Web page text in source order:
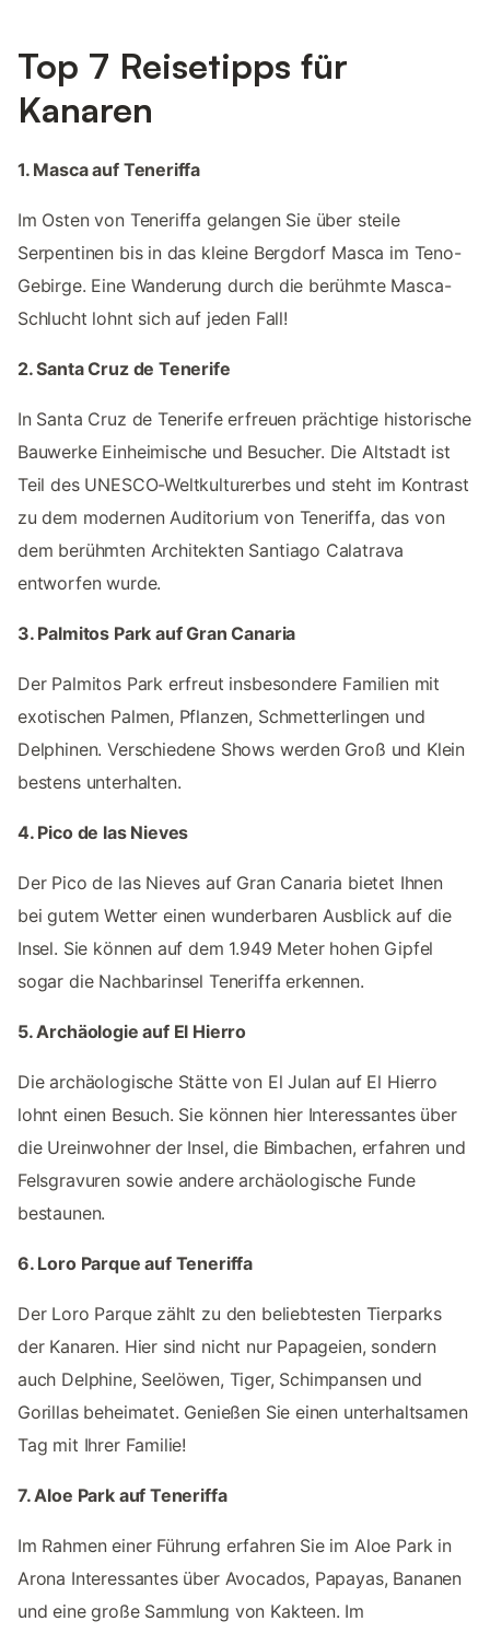
Top 7 Reisetipps für
Kanaren
1. Masca auf Teneriffa
Im Osten von Teneriffa gelangen Sie über steile
Serpentinen bis in das kleine Bergdorf Masca im Teno-
Gebirge. Eine Wanderung durch die berühmte Masca-
Schlucht lohnt sich auf jeden Fall!
2. Santa Cruz de Tenerife
In Santa Cruz de Tenerife erfreuen prächtige historische
Bauwerke Einheimische und Besucher. Die Altstadt ist
Teil des UNESCO-Weltkulturerbes und steht im Kontrast
zu dem modernen Auditorium von Teneriffa, das von
dem berühmten Architekten Santiago Calatrava
entworfen wurde.
3. Palmitos Park auf Gran Canaria
Der Palmitos Park erfreut insbesondere Familien mit
exotischen Palmen, Pflanzen, Schmetterlingen und
Delphinen. Verschiedene Shows werden Groß und Klein
bestens unterhalten.
4. Pico de las Nieves
Der Pico de las Nieves auf Gran Canaria bietet Ihnen
bei gutem Wetter einen wunderbaren Ausblick auf die
Insel. Sie können auf dem 1.949 Meter hohen Gipfel
sogar die Nachbarinsel Teneriffa erkennen.
5. Archäologie auf El Hierro
Die archäologische Stätte von El Julan auf El Hierro
lohnt einen Besuch. Sie können hier Interessantes über
die Ureinwohner der Insel, die Bimbachen, erfahren und
Felsgravuren sowie andere archäologische Funde
bestaunen.
6. Loro Parque auf Teneriffa
Der Loro Parque zählt zu den beliebtesten Tierparks
der Kanaren. Hier sind nicht nur Papageien, sondern
auch Delphine, Seelöwen, Tiger, Schimpansen und
Gorillas beheimatet. Genießen Sie einen unterhaltsamen
Tag mit Ihrer Familie!
7. Aloe Park auf Teneriffa
Im Rahmen einer Führung erfahren Sie im Aloe Park in
Arona Interessantes über Avocados, Papayas, Bananen
und eine große Sammlung von Kakteen. Im